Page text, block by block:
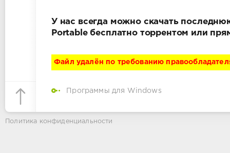
У нас всегда можно скачать
Portable бесплатно торрентом или
Файл удалён по требованию
Программы для Windows
Политика конфиденциальности